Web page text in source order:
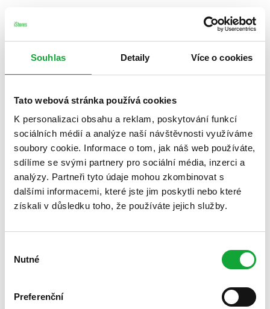
Souhlas Detaily Více o cookies
Tato webová stránka používá cookies
K personalizaci obsahu a reklam, poskytování funkcí
sociálních médií a analýze naší návštěvnosti využíváme
soubory cookie. Informace o tom, jak náš web používáte,
sdílíme se svými partnery pro sociální média, inzerci a
analýzy. Partneři tyto údaje mohou zkombinovat s
dalšími informacemi, které jste jim poskytli nebo které
získali v důsledku toho, že používáte jejich služby.
souhlasu
Nutné
Preferenční